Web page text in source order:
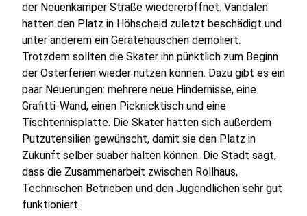
der Neuenkamper Straße wiedereröffnet. Vandalen
hatten den Platz in Höhscheid zuletzt beschädigt und
unter anderem ein Gerätehäuschen demoliert.
Trotzdem sollten die Skater ihn pünktlich zum Beginn
der Osterferien wieder nutzen können. Dazu gibt es ein
paar Neuerungen: mehrere neue Hindernisse, eine
Grafitti-Wand, einen Picknicktisch und eine
Tischtennisplatte. Die Skater hatten sich außerdem
Putzutensilien gewünscht, damit sie den Platz in
Zukunft selber suaber halten können. Die Stadt sagt,
dass die Zusammenarbeit zwischen Rollhaus,
Technischen Betrieben und den Jugendlichen sehr gut
funktioniert.